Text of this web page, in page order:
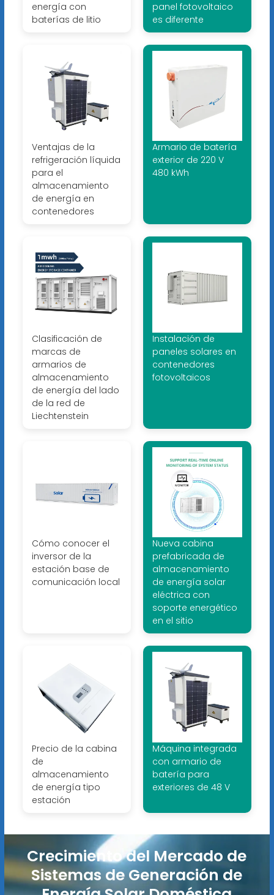
energía con
baterías de litio
panel fotovoltaico
es diferente
Ventajas de la
refrigeración líquida
para el
almacenamiento
de energía en
contenedores
Armario de batería
exterior de 220 V
480 kWh
Clasificación de
marcas de
armarios de
almacenamiento
de energía del lado
de la red de
Liechtenstein
Instalación de
paneles solares en
contenedores
fotovoltaicos
Cómo conocer el
inversor de la
estación base de
comunicación local
Nueva cabina
prefabricada de
almacenamiento
de energía solar
eléctrica con
soporte energético
en el sitio
Precio de la cabina
de
almacenamiento
de energía tipo
estación
Máquina integrada
con armario de
batería para
exteriores de 48 V
Crecimiento del Mercado de
Sistemas de Generación de